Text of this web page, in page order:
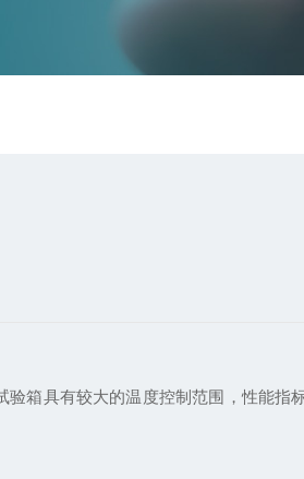
箱具有较大的温度控制范围，性能指